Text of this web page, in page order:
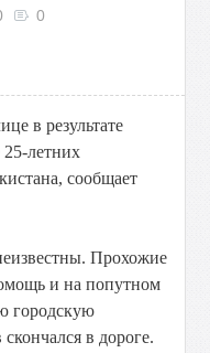
0
в результате
летних
сообщает
Прохожие
и на попутном
городскую
в дороге.